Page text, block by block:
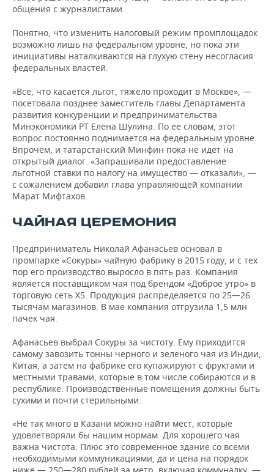
общения с журналистами.
Понятно, что изменить налоговый режим промплощадок
возможно лишь на федеральном уровне, но пока эти
инициативы наталкиваются на глухую стену несогласия
федеральных властей.
«Все, что касается льгот, тяжело проходит в Москве», —
посетовала позднее заместитель главы Департамента
развития конкуренции и предпринимательства
Минэкономики РТ Елена Шулина. По ее словам, этот
вопрос постоянно поднимается на федеральным уровне.
Впрочем, и татарстанский Минфин пока не идет на
открытый диалог. «Запрашивали предоставление
льготной ставки по налогу на имущество — отказали», —
с сожалением добавил глава управляющей компании
Марат Мифтахов.
ЧАЙНАЯ ЦЕРЕМОНИЯ
Предприниматель Николай Афанасьев основал в
промпарке «Сокуры» чайную фабрику в 2015 году, и с тех
пор его производство выросло в пять раз. Компания
является поставщиком чая под брендом «Доброе утро» в
торговую сеть X5. Продукция распределяется по 25—26
тысячам магазинов. В мае компания отгрузила 1,5 млн
пачек чая.
Афанасьев выбрал Сокуры за чистоту. Ему приходится
самому завозить тонны черного и зеленого чая из Индии,
Китая, а затем на фабрике его купажируют с фруктами и
местными травами, которые в том числе собираются и в
республике. Производственные помещения должны быть
сухими и почти стерильными.
«Не так много в Казани можно найти мест, которые
удовлетворяли бы нашим нормам. Для хорошего чая
важна чистота. Плюс это современное здание со всеми
необходимыми коммуникациями, да и цена на порядок